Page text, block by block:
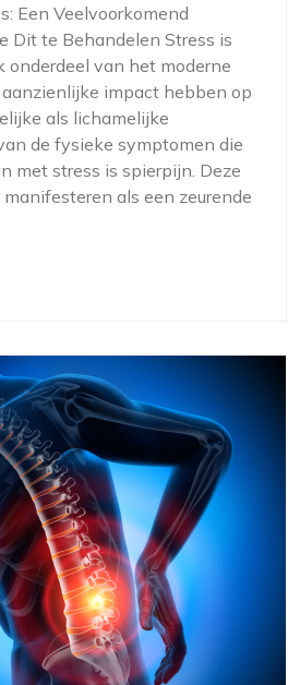
Een Veelvoorkomend
Dit te Behandelen Stress is
onderdeel van het moderne
impact hebben op
als lichamelijke
de fysieke symptomen die
met stress is spierpijn. Deze
als een zeurende